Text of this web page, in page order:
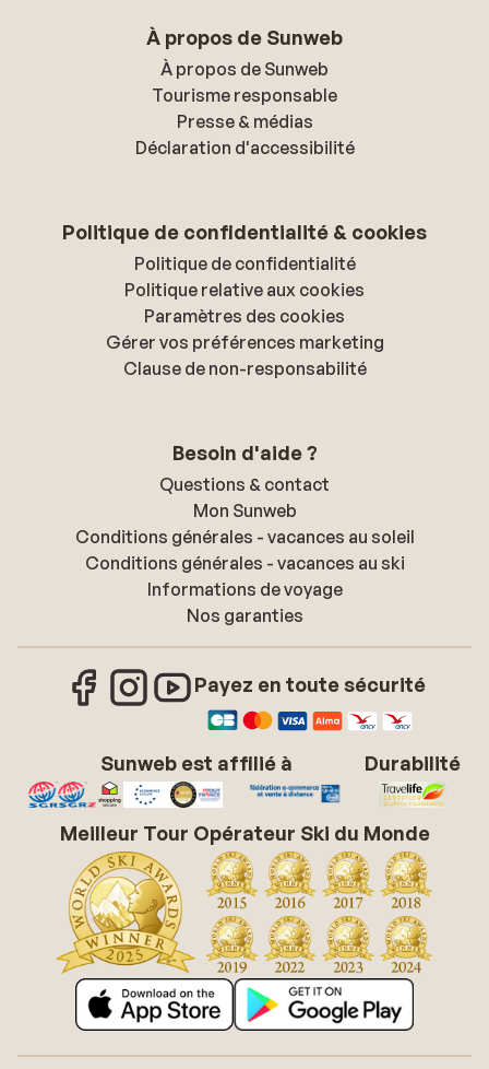
À propos de Sunweb
À propos de Sunweb
Tourisme responsable
Presse & médias
Déclaration d'accessibilité
Politique de confidentialité & cookies
Politique de confidentialité
Politique relative aux cookies
Paramètres des cookies
Gérer vos préférences marketing
Clause de non-responsabilité
Besoin d'aide ?
Questions & contact
Mon Sunweb
Conditions générales - vacances au soleil
Conditions générales - vacances au ski
Informations de voyage
Nos garanties
Payez en toute sécurité
Sunweb est affilié à Durabilité
Meilleur Tour Opérateur Ski du Monde